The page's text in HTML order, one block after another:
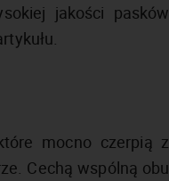
jakości pasków
mocno czerpią z
Cechą wspólną obu